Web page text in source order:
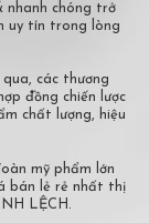
nhanh chóng trở
uy tín trong lòng
các thương
đồng chiến lược
chất lượng, hiệu
mỹ phẩm lớn
bán lẻ rẻ nhất thị
LỆCH.